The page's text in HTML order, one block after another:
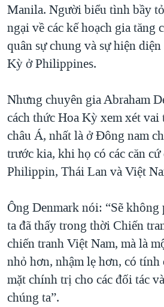
Manila. Người biểu tình bầy
ngại về các kế hoạch gia tăng
quân sự chung và sự hiện
Kỳ ở Philippines.
Nhưng chuyên gia Abraham
cách thức Hoa Kỳ xem xét
châu Á, nhất là ở Ðông nam
trước kia, khi họ có các căn cứ
Philippin, Thái Lan và Việt
Ông Denmark nói: “Sẽ
ta đã thấy trong thời Chiến
chiến tranh Việt Nam, mà là
nhỏ hơn, nhậm lẹ hơn, có tính
mặt chính trị cho các đối tác
chúng ta”.